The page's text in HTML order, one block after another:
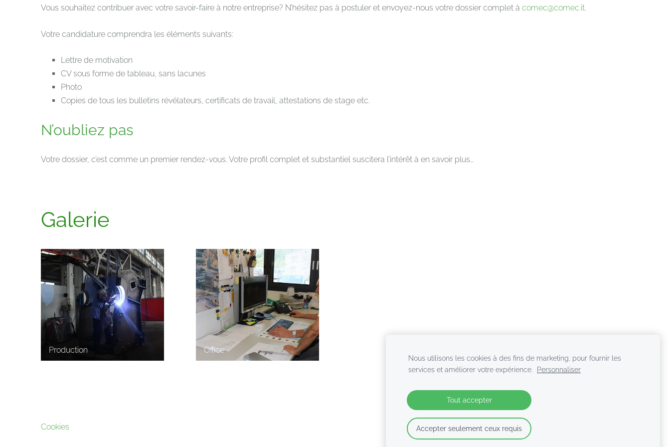
Vous souhaitez contribuer avec votre savoir-faire à notre entreprise? N’hésitez pas à postuler et envoyez-nous votre dossier complet à comec@comec.it.
Votre candidature comprendra les éléments suivants:
Lettre de motivation
CV sous forme de tableau, sans lacunes
Photo
Copies de tous les bulletins révélateurs, certificats de travail, attestations de stage etc.
N’oubliez pas
Votre dossier, c’est comme un premier rendez-vous. Votre profil complet et substantiel suscitera l’intérêt à en savoir plus…
Galerie
Production Office
Cookies
Nous utilisons les cookies à des fins de marketing, pour fournir les
services et améliorer votre expérience.
Personnaliser
Tout accepter
Accepter seulement ceux requis